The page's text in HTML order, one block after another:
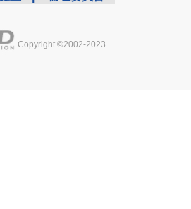
Copyright ©2002-2023